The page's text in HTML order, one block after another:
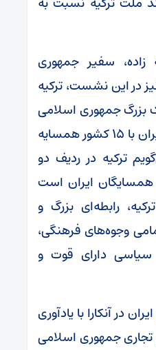
سفیر جمهوری
در این نشست، ترکیه
بزرگ جمهوری اسلامی
ایران دانست و گفت: ایران با ۱۵ کشور همسایه
ترکیه در ردیف دو
ایران است
رابطه‌ای بزرگ و
وجوه‌های فرهنگی،
سیاسی دارای قوت و
در آنکارا با یادآوری
جمهوری اسلامی